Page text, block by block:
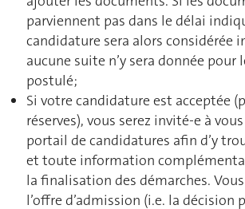
parviennent pas dans le délai
candidature sera alors considérée
aucune suite n’y sera donnée pour
postulé;
Si votre candidature est acceptée
réserves), vous serez invité-e à
portail de candidatures afin d’y
et toute information
la finalisation des démarches.
l’offre d’admission (i.e. la décision